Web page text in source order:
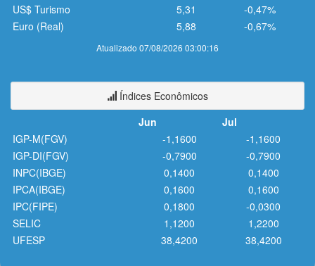
Atualizado 07/08/2026 03:00:16
US$ Turismo
5,31
-0,47%
Euro (Real)
5,88 -0,67%
Índices Econômicos
Jun
Jul
IGP-M(FGV)
-1,1600
-1,1600
IGP-DI(FGV)
-0,7900
-0,7900
INPC(IBGE)
0,1400
0,1400
IPCA(IBGE)
0,1600
0,1600
IPC(FIPE)
0,1800
-0,0300
SELIC
1,1200
1,2200
UFESP
38,4200 38,4200